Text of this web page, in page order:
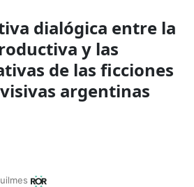
dialógica entre la
y las
de las ficciones
argentinas